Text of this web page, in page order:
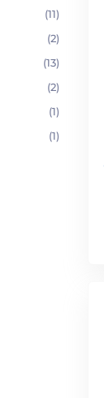
(11)
(2)
(13)
(2)
(1)
(1)